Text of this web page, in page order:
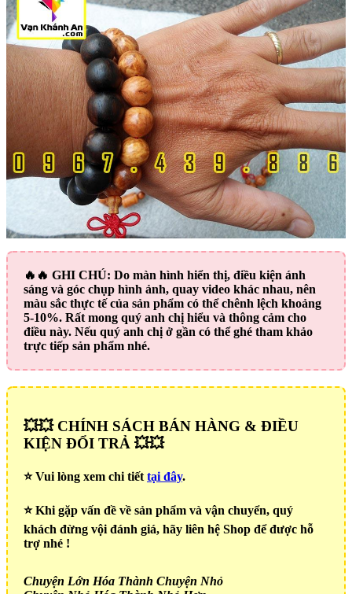
🔥🔥 GHI CHÚ: Do màn hình hiển thị, điều kiện ánh
sáng và góc chụp hình ảnh, quay video khác nhau, nên
màu sắc thực tế của sản phẩm có thể chênh lệch khoảng
5-10%. Rất mong quý anh chị hiểu và thông cảm cho
điều này. Nếu quý anh chị ở gần có thể ghé tham khảo
trực tiếp sản phẩm nhé.
💥💥 CHÍNH SÁCH BÁN HÀNG & ĐIỀU
KIỆN ĐỔI TRẢ 💥💥
⭐️ Vui lòng xem chi tiết tại đây.
⭐️ Khi gặp vấn đề về sản phẩm và vận chuyển, quý
khách đừng vội đánh giá, hãy liên hệ Shop để được hỗ
trợ nhé !
Chuyện Lớn Hóa Thành Chuyện Nhỏ